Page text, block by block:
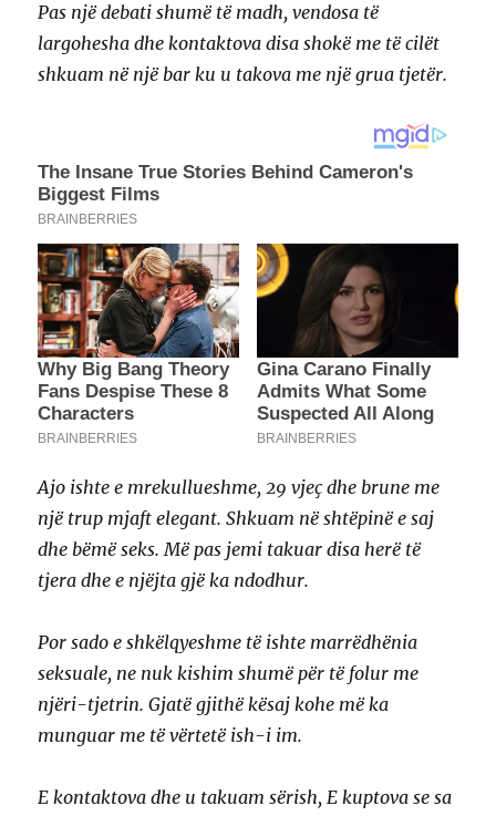
Pas një debati shumë të madh, vendosa të
largohesha dhe kontaktova disa shokë me të cilët
shkuam në një bar ku u takova me një grua tjetër.
Ajo ishte e mrekullueshme, 29 vjeç dhe brune me
një trup mjaft elegant. Shkuam në shtëpinë e saj
dhe bëmë seks. Më pas jemi takuar disa herë të
tjera dhe e njëjta gjë ka ndodhur.
Por sado e shkëlqyeshme të ishte marrëdhënia
seksuale, ne nuk kishim shumë për të folur me
njëri-tjetrin. Gjatë gjithë kësaj kohe më ka
munguar me të vërtetë ish-i im.
E kontaktova dhe u takuam sërish, E kuptova se sa